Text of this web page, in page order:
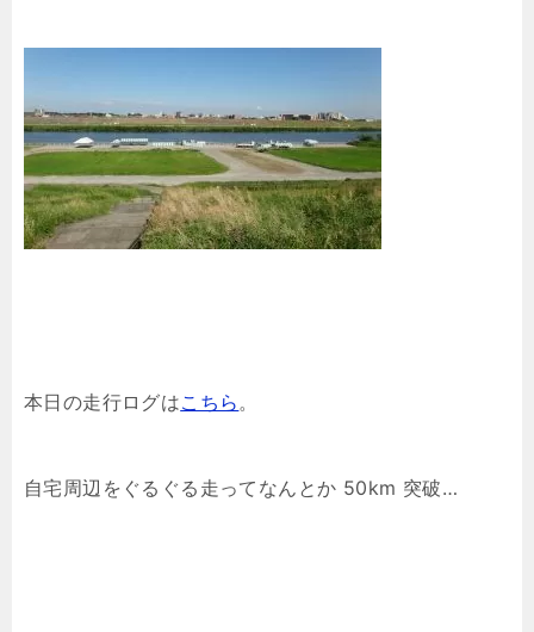
本日の走行ログはこちら。
自宅周辺をぐるぐる走ってなんとか 50km 突破…